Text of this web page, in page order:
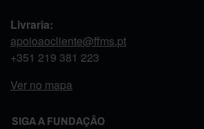
Livraria:
apoioaocliente@ffms.pt
+351 219 381 223
Ver no mapa
SIGA A FUNDAÇÃO